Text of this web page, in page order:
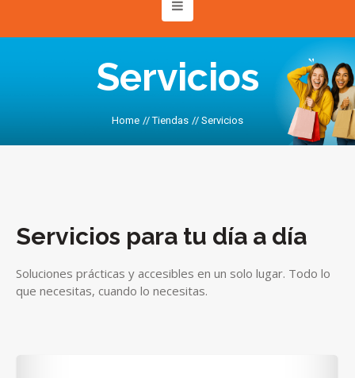
Servicios
Home //Tiendas // Servicios
Servicios para tu día a día
Soluciones prácticas y accesibles en un solo lugar. Todo lo
que necesitas, cuando lo necesitas.